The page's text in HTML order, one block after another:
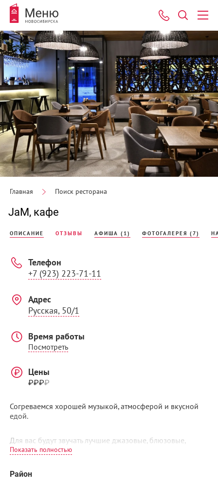
Главная Поиск ресторана
JaM, кафе
ОПИСАНИЕ ОТЗЫВЫ АФИША (1) ФОТОГАЛЕРЕЯ (7)
Телефон
+7 (923) 223-71-11
Адрес
Русская, 50/1
Время работы
Посмотреть
Цены
₽₽₽₽
Согреваемся хорошей музыкой, атмосферой и вкусной
едой.
Для вас будут звучать лучшие джазовые, блюзовые,
эстрадные и классические композиции в исполнении
Район